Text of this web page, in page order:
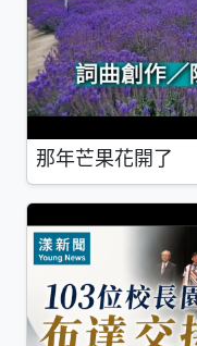
那年芒果花開了